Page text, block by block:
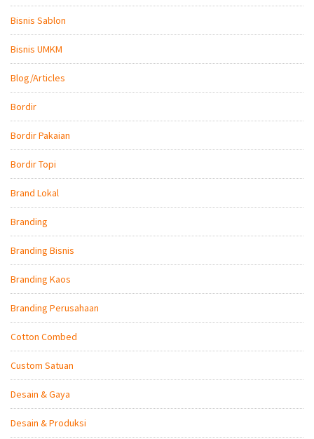
Bisnis Sablon
Bisnis UMKM
Blog/Articles
Bordir
Bordir Pakaian
Bordir Topi
Brand Lokal
Branding
Branding Bisnis
Branding Kaos
Branding Perusahaan
Cotton Combed
Custom Satuan
Desain & Gaya
Desain & Produksi